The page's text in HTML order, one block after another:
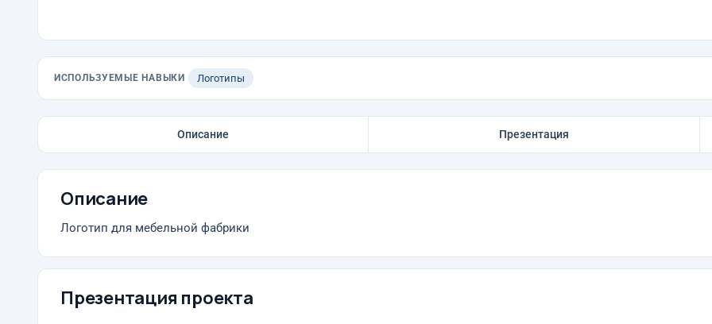
ИСПОЛЬЗУЕМЫЕ НАВЫКИ Логотипы
Описание Презентация
Описание
Логотип для мебельной фабрики
Презентация проекта